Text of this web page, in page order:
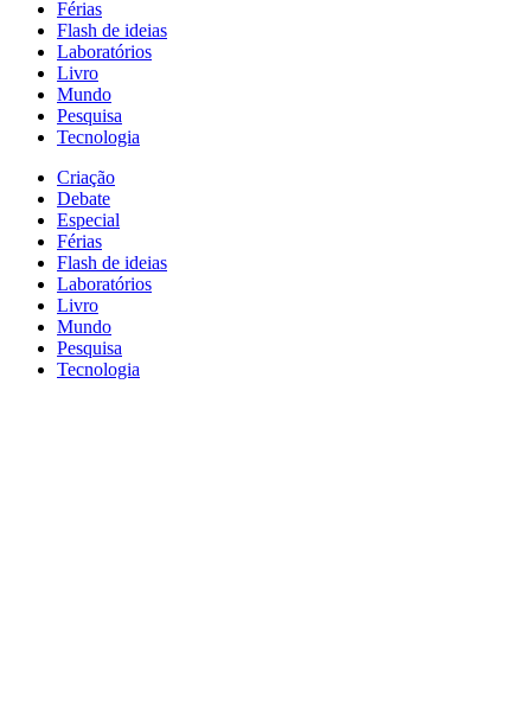
Férias
Flash de ideias
Laboratórios
Livro
Mundo
Pesquisa
Tecnologia
Criação
Debate
Especial
Férias
Flash de ideias
Laboratórios
Livro
Mundo
Pesquisa
Tecnologia